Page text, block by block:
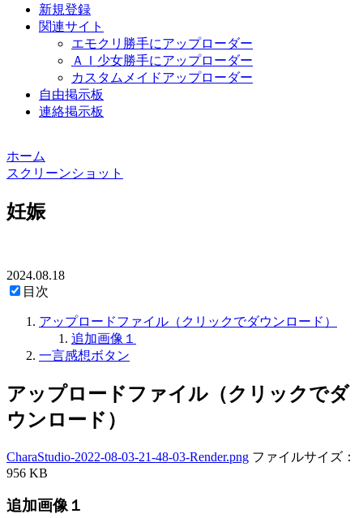
新規登録
関連サイト
エモクリ勝手にアップローダー
ＡＩ少女勝手にアップローダー
カスタムメイドアップローダー
自由掲示板
連絡掲示板
ホーム
スクリーンショット
妊娠
2024.08.18
目次
アップロードファイル（クリックでダウンロード）
追加画像１
一言感想ボタン
アップロードファイル（クリックでダ
ウンロード）
CharaStudio-2022-08-03-21-48-03-Render.png ファイルサイズ：
956 KB
追加画像１